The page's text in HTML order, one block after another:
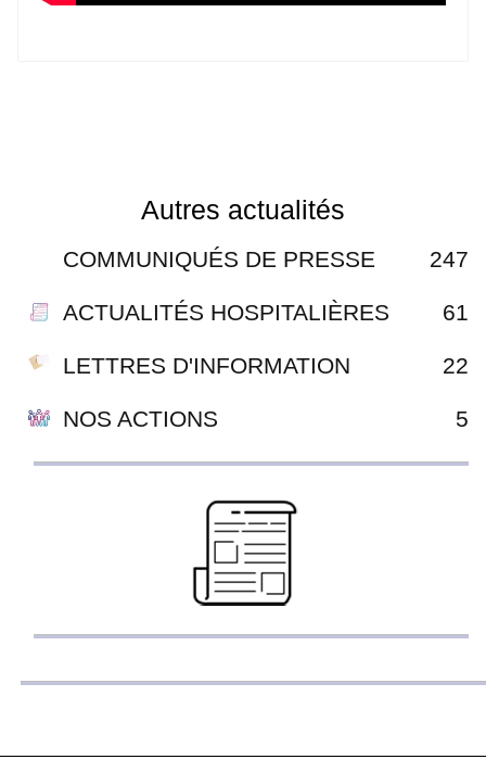
Autres actualités
COMMUNIQUÉS DE PRESSE 247
ACTUALITÉS HOSPITALIÈRES 61
LETTRES D'INFORMATION 22
NOS ACTIONS 5